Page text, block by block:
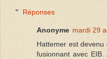
Réponses
Anonyme mardi 29
Hattemer est devenu
fusionnant avec